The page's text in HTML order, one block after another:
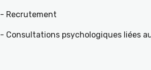
- Recrutement
- Consultations psychologiques liées